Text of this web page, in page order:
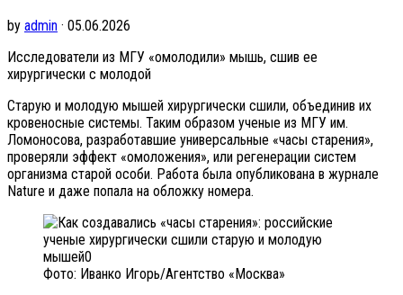
by admin · 05.06.2026
Исследователи из МГУ «омолодили» мышь, сшив ее
хирургически с молодой
Старую и молодую мышей хирургически сшили, объединив их
кровеносные системы. Таким образом ученые из МГУ им.
Ломоносова, разработавшие универсальные «часы старения»,
проверяли эффект «омоложения», или регенерации систем
организма старой особи. Работа была опубликована в журнале
Nature и даже попала на обложку номера.
Фото: Иванко Игорь/Агентство «Москва»